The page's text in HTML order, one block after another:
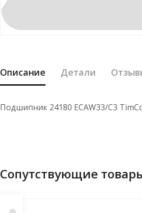
Описание Детали
Подшипник 24180 ECAW33/C3
Сопутствующие